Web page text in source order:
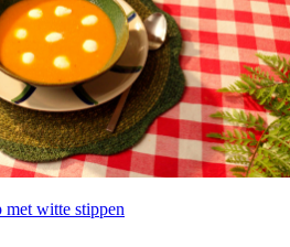
met witte stippen